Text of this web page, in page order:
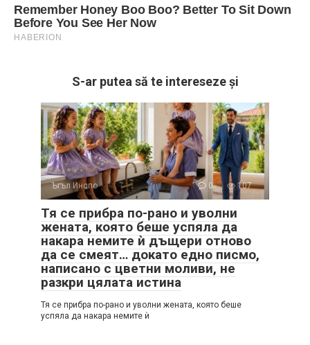
S-ar putea să te intereseze și
Ъгъл Инспо 0 107
Тя се прибра по-рано и уволни
жената, която беше успяла да
накара немите ѝ дъщери отново
да се смеят… докато едно писмо,
написано с цветни моливи, не
разкри цялата истина
Тя се прибра по-рано и уволни жената, която беше
успяла да накара немите ѝ